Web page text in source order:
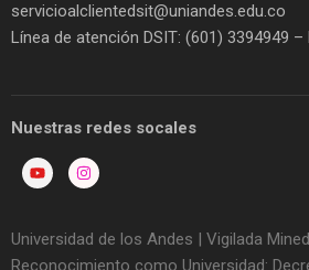
servicioalclientedsit@uniandes.edu.co
Línea de atención DSIT: (601) 3394949 –
Nuestras redes socales
Universidad de los Andes | Vigilada